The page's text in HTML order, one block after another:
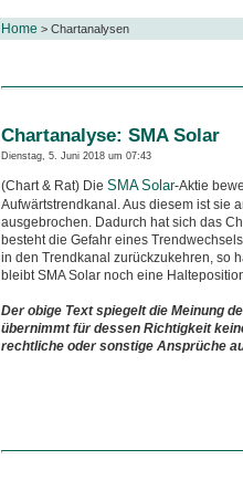
Home > Chartanalysen
Chartanalyse: SMA Solar
Dienstag, 5. Juni 2018 um 07:43
(Chart & Rat) Die SMA Solar-Aktie
Aufwärtstrendkanal. Aus diesem ist sie
ausgebrochen. Dadurch hat sich das
besteht die Gefahr eines
in den Trendkanal zurückzukehren, so
bleibt SMA Solar noch eine
Der obige Text spiegelt die Meinung
übernimmt für dessen Richtigkeit
rechtliche oder sonstige Ansprüche